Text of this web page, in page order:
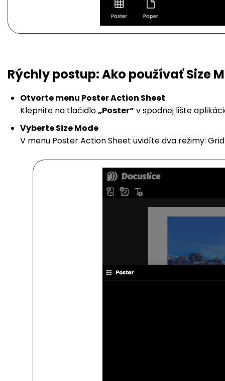
Rýchly postup: Ako používať Size
Otvorte menu Poster Action Sheet
Klepnite na tlačidlo„Poster“ v spodnej lište
Vyberte Size Mode
V menu Poster Action Sheet uvidíte dva režimy: